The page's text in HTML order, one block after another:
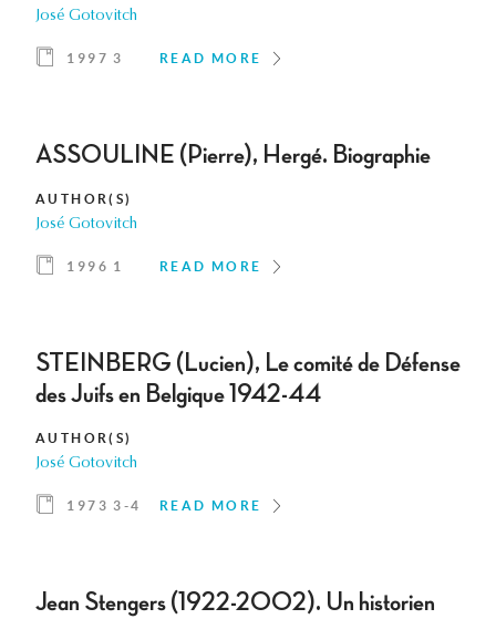
José Gotovitch
1997 3 READ MORE
ASSOULINE (Pierre), Hergé. Biographie
AUTHOR(S)
José Gotovitch
1996 1 READ MORE
STEINBERG (Lucien), Le comité de Défense
des Juifs en Belgique 1942-44
AUTHOR(S)
José Gotovitch
1973 3-4 READ MORE
Jean Stengers (1922-2002). Un historien